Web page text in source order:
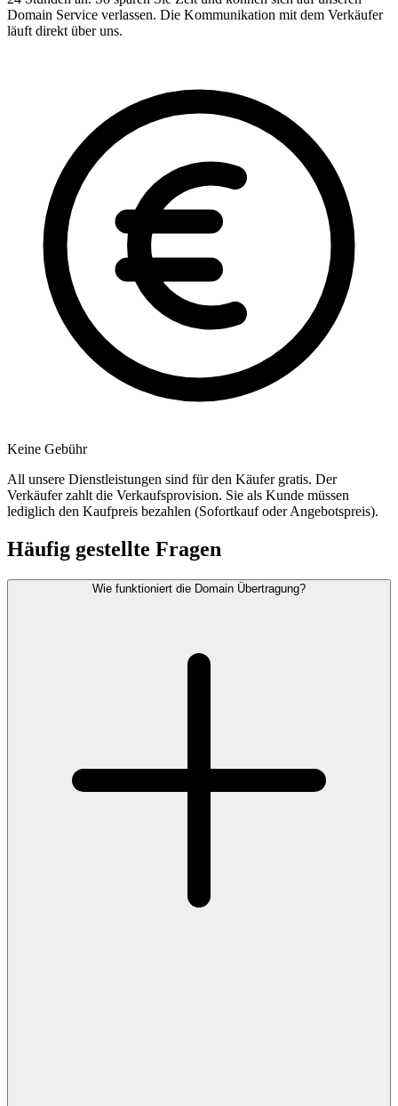
Domain Service verlassen. Die Kommunikation mit dem Verkäufer
läuft direkt über uns.
Keine Gebühr
All unsere Dienstleistungen sind für den Käufer gratis. Der
Verkäufer zahlt die Verkaufsprovision. Sie als Kunde müssen
lediglich den Kaufpreis bezahlen (Sofortkauf oder Angebotspreis).
Häufig gestellte Fragen
Wie funktioniert die Domain Übertragung?